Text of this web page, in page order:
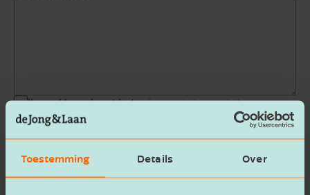
Toestemming Details Over
Ik ga akkoord met hetprivacy statement
Verzenden